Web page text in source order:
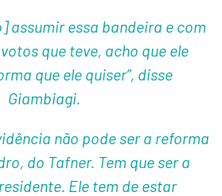
assumir essa bandeira e com
que teve, acho que ele
que ele quiser”, disse
Giambiagi.
não pode ser a reforma
do Tafner. Tem que ser a
Ele tem de estar